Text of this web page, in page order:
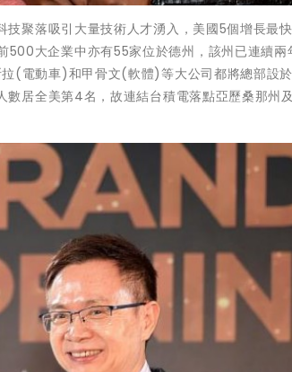
聚落吸引大量技術人才湧入，美國5個增長最
大企業中亦有55家位於德州，該州已連續兩
電動車)和甲骨文(軟體)等大公司都將總部設於
居全美第4名，故連結台積電落點亞歷桑那州